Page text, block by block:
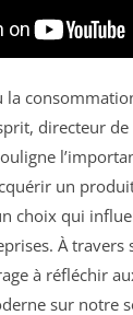
la
directeur de
un
choix qui
À travers
à réfléchir
sur notre